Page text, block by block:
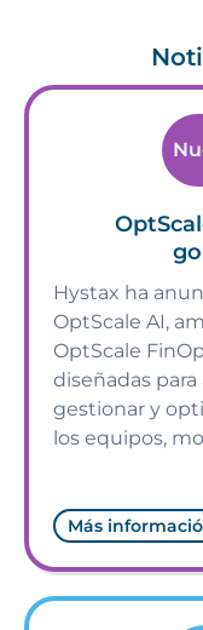
Hystax ha
OptScale AI,
OptScale
diseñadas para
gestionar y
los equipos,
Más